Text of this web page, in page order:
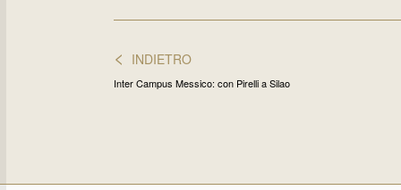
< INDIETRO
Inter Campus Messico: con Pirelli a Silao